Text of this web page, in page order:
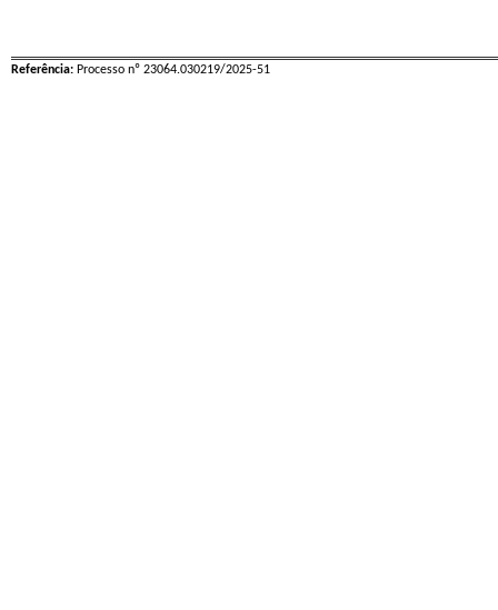
Referência: Processo nº 23064.030219/2025-51